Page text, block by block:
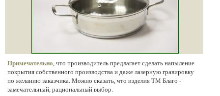
Примечательно , что производитель предлагает сделать напыление
покрытия собственного производства и даже лазерную гравировку
по желанию заказчика. Можно сказать, что изделия ТМ Благо -
замечательный, рациональный выбор.